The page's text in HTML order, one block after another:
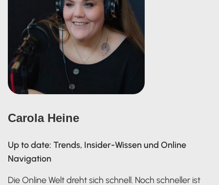
Carola Heine
Up to date: Trends, Insider-Wissen und Online
Navigation
Die Online Welt dreht sich schnell. Noch schneller ist